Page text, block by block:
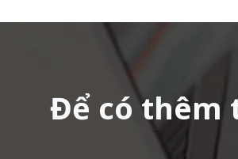
Để có thêm